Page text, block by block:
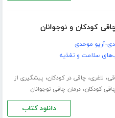
کودکان و نوجوانان
آریو موحدی
سلامت و تغذیه
، لاغری، چاقی در کودکان، پیشگیری از
کودکان،درمان چاقی نوجوانان
دانلود کتاب